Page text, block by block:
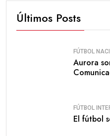
Últimos Posts
FÚTBOL
Aurora
FÚTBOL
El fútbol